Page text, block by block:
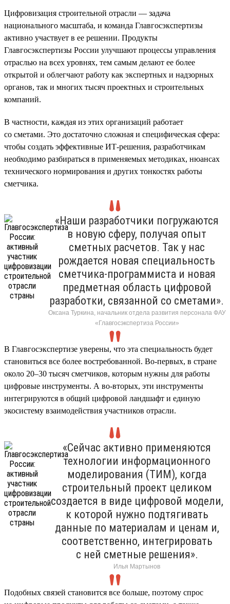
Цифровизация строительной отрасли — задача
национального масштаба, и команда Главгосэкспертизы
активно участвует в ее решении. Продукты
Главгосэкспертизы России улучшают процессы управления
отраслью на всех уровнях, тем самым делают ее более
открытой и облегчают работу как экспертных и надзорных
органов, так и многих тысяч проектных и строительных
компаний.
В частности, каждая из этих организаций работает
со сметами. Это достаточно сложная и специфическая сфера:
чтобы создать эффективные ИТ-решения, разработчикам
необходимо разбираться в применяемых методиках, нюансах
технического нормирования и других тонкостях работы
сметчика.
«Наши разработчики погружаются
в новую сферу, получая опыт
сметных расчетов. Так у нас
рождается новая специальность
сметчика-программиста и новая
предметная область цифровой
разработки, связанной со сметами».
Оксана Туркина, начальник отдела развития персонала ФАУ
«Главгосэкспертиза России»
В Главгосэкспертизе уверены, что эта специальность будет
становиться все более востребованной. Во-первых, в стране
около 20–30 тысяч сметчиков, которым нужны для работы
цифровые инструменты. А во-вторых, эти инструменты
интегрируются в общий цифровой ландшафт и единую
экосистему взаимодействия участников отрасли.
«Сейчас активно применяются
технологии информационного
моделирования (ТИМ), когда
строительный проект целиком
создается в виде цифровой модели,
к которой нужно подтягивать
данные по материалам и ценам и,
соответственно, интегрировать
с ней сметные решения».
Илья Мартынов
Подобных связей становится все больше, поэтому спрос